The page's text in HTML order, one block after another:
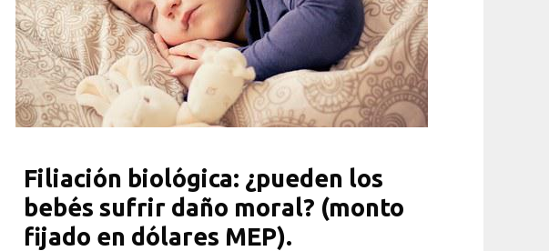
Filiación biológica: ¿pueden los
bebés sufrir daño moral? (monto
fijado en dólares MEP).